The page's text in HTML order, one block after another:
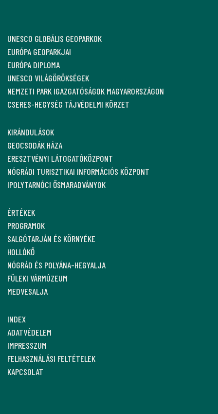
UNESCO GLOBÁLIS GEOPARKOK
EURÓPA GEOPARKJAI
EURÓPA DIPLOMA
UNESCO VILÁGÖRÖKSÉGEK
NEMZETI PARK IGAZGATÓSÁGOK MAGYARORSZÁGON
CSERES-HEGYSÉG TÁJVÉDELMI KÖRZET
KIRÁNDULÁSOK
GEOCSODÁK HÁZA
ERESZTVÉNYI LÁTOGATÓKÖZPONT
NÓGRÁDI TURISZTIKAI INFORMÁCIÓS KÖZPONT
IPOLYTARNÓCI ŐSMARADVÁNYOK
ÉRTÉKEK
PROGRAMOK
SALGÓTARJÁN ÉS KÖRNYÉKE
HOLLÓKŐ
NÓGRÁD ÉS POLYÁNA-HEGYALJA
FÜLEKI VÁRMÚZEUM
MEDVESALJA
INDEX
ADATVÉDELEM
IMPRESSZUM
FELHASZNÁLÁSI FELTÉTELEK
KAPCSOLAT